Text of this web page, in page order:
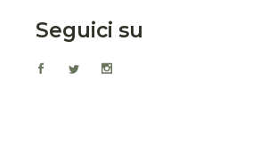
Seguici su